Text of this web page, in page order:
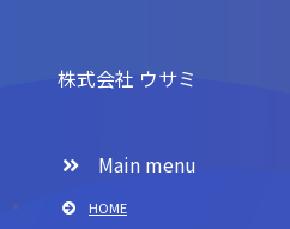
株式会社 ウサミ
Main menu
HOME